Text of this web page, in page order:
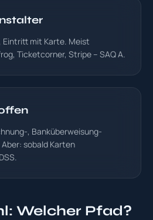
mit Karte. Meist
Ticketcorner, Stripe – SAQ A.
, Banküberweisung-
sobald Karten
Welcher Pfad?